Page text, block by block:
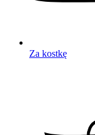
Za kostkę